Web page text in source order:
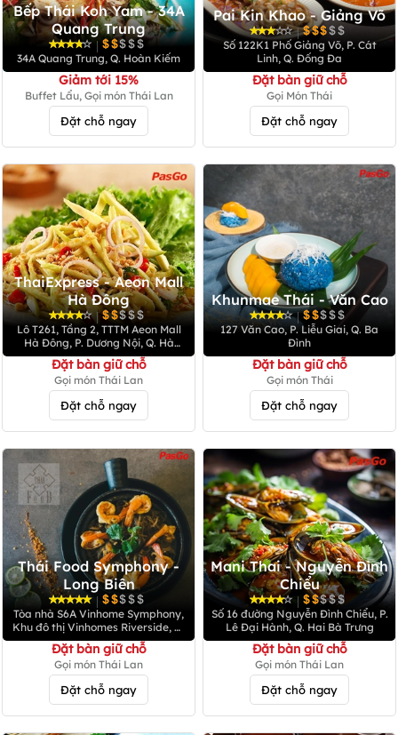
Bếp Thái Koh Yam - 34A
Quang Trung
|
34A Quang Trung, Q. Hoàn Kiếm
Giảm tới 15%
Buffet Lẩu, Gọi món Thái Lan
Đặt chỗ ngay
Pai Kin Khao - Giảng Võ
|
Số 122K1 Phố Giảng Võ, P. Cát
Linh, Q. Đống Đa
Đặt bàn giữ chỗ
Gọi Món Thái
Đặt chỗ ngay
ThaiExpress - Aeon Mall
Hà Đông
|
Lô T261, Tầng 2, TTTM Aeon Mall
Hà Đông, P. Dương Nội, Q. Hà
Đông
Đặt bàn giữ chỗ
Gọi món Thái Lan
Đặt chỗ ngay
Khunmae Thái - Văn Cao
|
127 Văn Cao, P. Liễu Giai, Q. Ba
Đình
Đặt bàn giữ chỗ
Gọi món Thái
Đặt chỗ ngay
Thái Food Symphony -
Long Biên
|
Tòa nhà S6A Vinhome Symphony,
Khu đô thị Vinhomes Riverside, Q.
Long Biên
Đặt bàn giữ chỗ
Gọi món Thái Lan
Đặt chỗ ngay
Mani Thai - Nguyễn Đình
Chiểu
|
Số 16 đường Nguyễn Đình Chiểu, P.
Lê Đại Hành, Q. Hai Bà Trưng
Đặt bàn giữ chỗ
Gọi món Thái Lan
Đặt chỗ ngay